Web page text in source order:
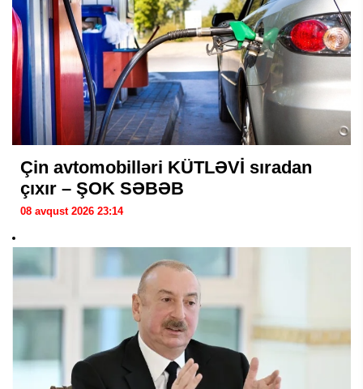
Çin avtomobilləri KÜTLƏVİ sıradan
çıxır – ŞOK SƏBƏB
08 avqust 2026 23:14